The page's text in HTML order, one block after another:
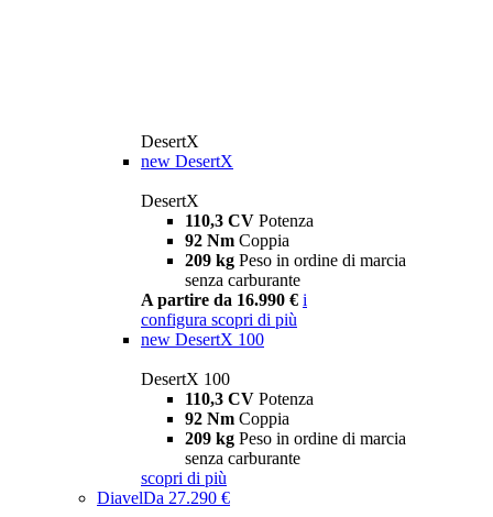
DesertX
new DesertX
DesertX
110,3 CV Potenza
92 Nm Coppia
209 kg Peso in ordine di marcia
senza carburante
A partire da 16.990 € i
configura scopri di più
new DesertX 100
DesertX 100
110,3 CV Potenza
92 Nm Coppia
209 kg Peso in ordine di marcia
senza carburante
scopri di più
DiavelDa 27.290 €